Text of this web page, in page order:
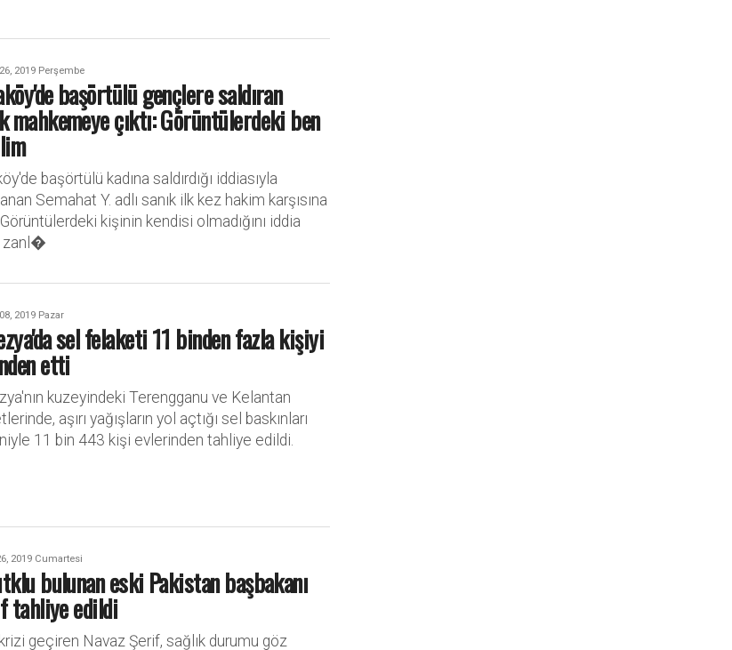
2019 Perşembe
başörtülü gençlere saldıran
mahkemeye çıktı: Görüntülerdeki ben
başörtülü kadına saldırdığı iddiasıyla
Semahat Y. adlı sanık ilk kez hakim karşısına
Görüntülerdeki kişinin kendisi olmadığını iddia
zanl�
2019 Pazar
sel felaketi 11 binden fazla kişiyi
etti
kuzeyindeki Terengganu ve Kelantan
aşırı yağışların yol açtığı sel baskınları
11 bin 443 kişi evlerinden tahliye edildi.
2019 Cumartesi
bulunan eski Pakistan başbakanı
tahliye edildi
geçiren Navaz Şerif, sağlık durumu göz